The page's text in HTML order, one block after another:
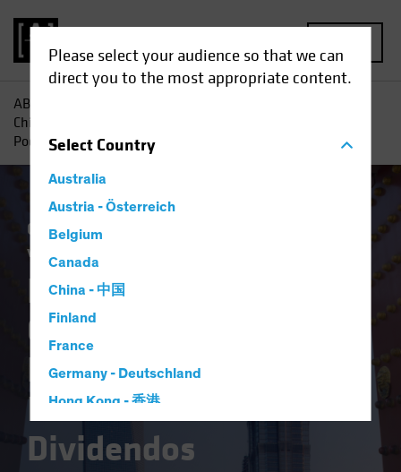
Please select your audience so that we can
direct you to the most appropriate content.
SelectCountry
Australia
Austria - Österreich
Belgium
Canada
China - 中国
Finland
France
Germany - Deutschland
Hong Kong - 香港
Iceland
AB
China: Formas En Que Los Inversores Pueden Aprovechar El
Poder De Los Dividendos
China Mercados emergentes
variable
RV China: Formas En
Que Los Inversores
Pueden Aprovechar
El Poder De Los
Dividendos